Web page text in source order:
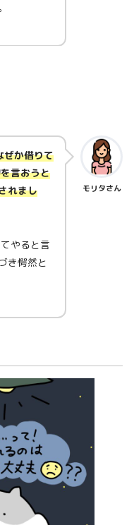
ぜか借りて
言おうと
れまし
やると言
き愕然と
モリタさん